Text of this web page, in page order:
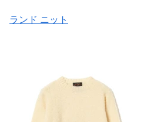
ランド ニット